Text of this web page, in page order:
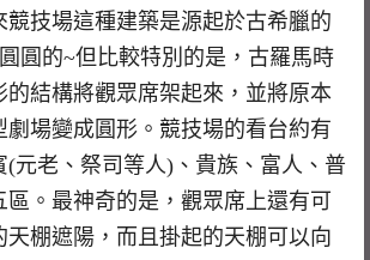
競技場這種建築是源起於古希臘的
圓的~但比較特別的是，古羅馬時
的結構將觀眾席架起來，並將原本
劇場變成圓形。競技場的看台約有
(元老、祭司等人)、貴族、富人、普
。最神奇的是，觀眾席上還有可
天棚遮陽，而且掛起的天棚可以向